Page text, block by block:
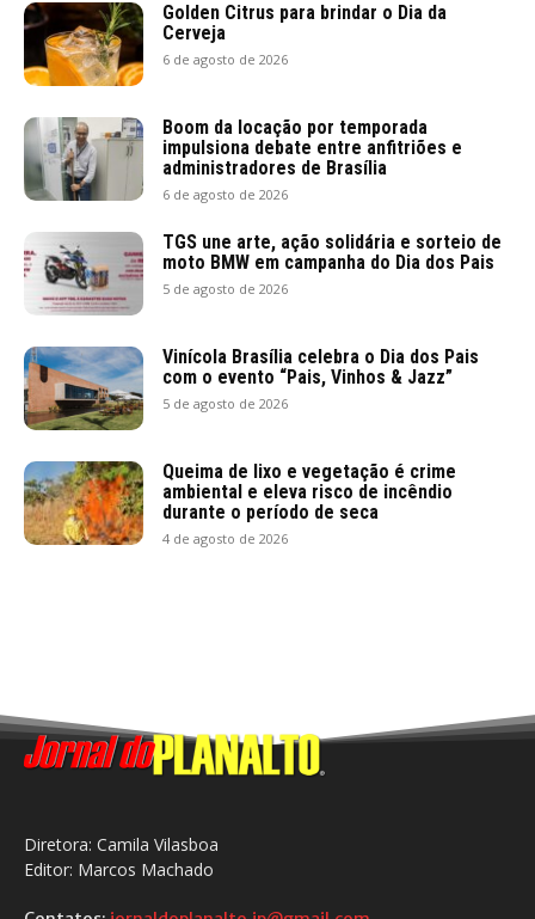
Golden Citrus para brindar o Dia da
Cerveja
6 de agosto de 2026
Boom da locação por temporada
impulsiona debate entre anfitriões e
administradores de Brasília
6 de agosto de 2026
TGS une arte, ação solidária e sorteio de
moto BMW em campanha do Dia dos Pais
5 de agosto de 2026
Vinícola Brasília celebra o Dia dos Pais
com o evento “Pais, Vinhos & Jazz”
5 de agosto de 2026
Queima de lixo e vegetação é crime
ambiental e eleva risco de incêndio
durante o período de seca
4 de agosto de 2026
Diretora: Camila Vilasboa
Editor: Marcos Machado